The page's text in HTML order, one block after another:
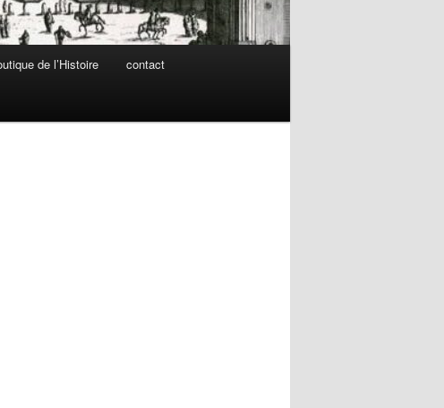
de l’Histoire contact